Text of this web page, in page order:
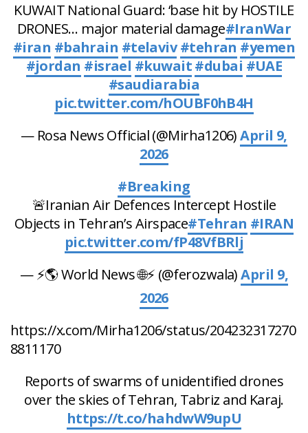
KUWAIT National Guard: ‘base hit by HOSTILE
DRONES… major material damage#IranWar‌
#iran #bahrain #telaviv #tehran #yemen
#jordan #israel #kuwait#dubai #UAE
#saudiarabia
pic.twitter.com/hOUBF0hB4H
— Rosa News Official (@Mirha1206)April 9,
2026
#Breaking
🚨Iranian Air Defences Intercept Hostile
Objects in Tehran’s Airspace#Tehran #IRAN
pic.twitter.com/fP48VfBRlj
— ⚡️🌎 World News 🌐⚡️ (@ferozwala)April 9,
2026
https://x.com/Mirha1206/status/204232317270
8811170
Reports of swarms of unidentified drones
over the skies of Tehran, Tabriz and Karaj.
https://t.co/hahdwW9upU